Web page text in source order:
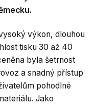
výkon, dlouhou
tisku 30 až 40
byla šetrnost
a snadný přístup
pohodlné
Jako